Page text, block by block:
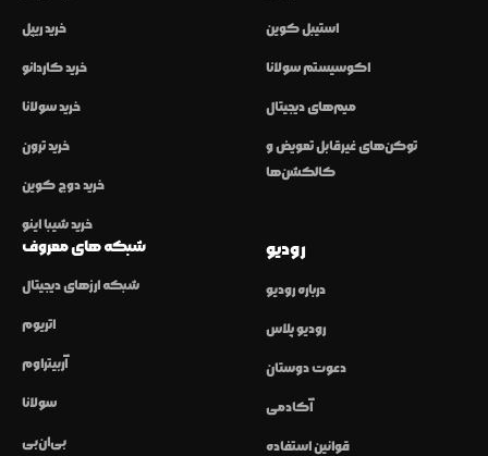
خرید ریپل
خرید کاردانو
خرید سولانا
خرید ترون
خرید دوج کوین
خرید شیبا اینو
استیبل کوین
اکوسیستم سولانا
میم‌های دیجیتال
توکن‌های غیرقابل تعویض و
کالکشن‌ها
شبکه های معروف
شبکه ارزهای دیجیتال
اتریوم
آربیتراوم
سولانا
بی‌ان‌بی
رودیو
درباره رودیو
رودیو پلاس
دعوت دوستان
آکادمی
قوانین استفاده